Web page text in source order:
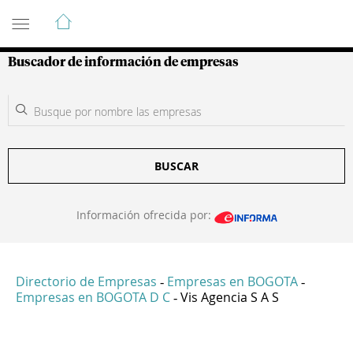
Guía de Empresas Colombianas
Buscador de información de empresas
BUSCAR
Información ofrecida por:
Directorio de Empresas - Empresas en BOGOTA -
Empresas en BOGOTA D C - Vis Agencia S A S